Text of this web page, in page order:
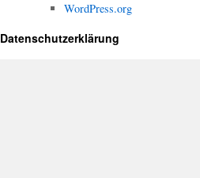
WordPress.org
Datenschutzerklärung